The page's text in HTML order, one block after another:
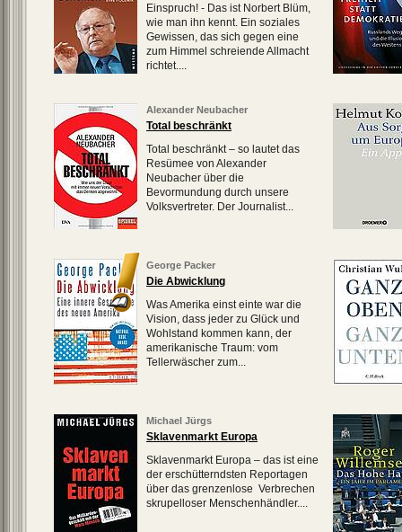
Einspruch! - Das ist Norbert Blüm,
wie man ihn kennt. Ein soziales
Gewissen, das sich gegen eine
zum Himmel schreiende Allmacht
richtet....
Alexander Neubacher
Total beschränkt
Total beschränkt – so lautet das
Resümee von Alexander
Neubacher über die
Bevormundung durch unsere
Volksvertreter. Der Journalist...
George Packer
Die Abwicklung
Was Amerika einst einte war die
Vision, dass jeder zu Glück und
Wohlstand kommen kann, der
amerikanische Traum: vom
Tellerwäscher zum...
Michael Jürgs
Sklavenmarkt Europa
Sklavenmarkt Europa – das ist eine
der erschütterndsten Reportagen
über das grenzenlose Verbrechen
skrupelloser Menschenhändler....